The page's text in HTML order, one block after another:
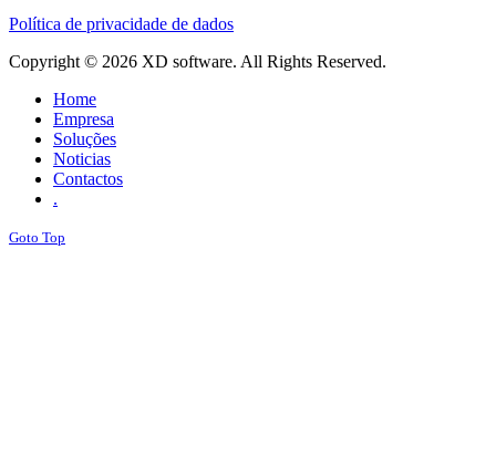
Política de privacidade de dados
Copyright © 2026 XD software. All Rights Reserved.
Home
Empresa
Soluções
Noticias
Contactos
.
Goto Top